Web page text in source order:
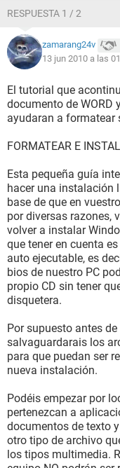
RESPUESTA 1 / 2
zamarang24v
13 jun 2010 a las
El tutorial que
documento de WORD
ayudaran a formatear
FORMATEAR E
Esta pequeña guía
hacer una instalación
base de que en
por diversas razones,
volver a instalar
que tener en cuenta
auto ejecutable, es
bios de nuestro PC
propio CD sin tener
disquetera.
Por supuesto antes
salvaguardarais los
para que puedan ser
nueva instalación.
Podéis empezar por
pertenezcan a
documentos de texto
otro tipo de archivo
los tipos multimedia.